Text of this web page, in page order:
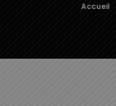
Accueil